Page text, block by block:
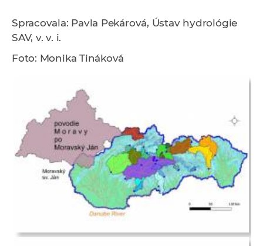
Spracovala: Pavla Pekárová, Ústav hydrológie
SAV, v. v. i.
Foto: Monika Tináková